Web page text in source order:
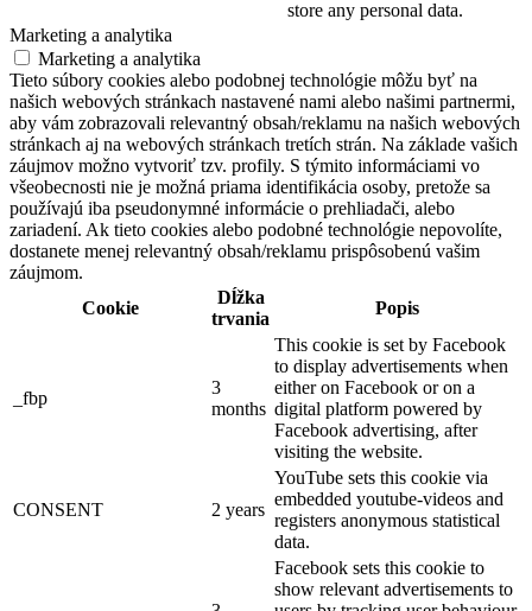
store any personal data.
Marketing a analytika
Marketing a analytika
Tieto súbory cookies alebo podobnej technológie môžu byť na
našich webových stránkach nastavené nami alebo našimi partnermi,
aby vám zobrazovali relevantný obsah/reklamu na našich webových
stránkach aj na webových stránkach tretích strán. Na základe vašich
záujmov možno vytvoriť tzv. profily. S týmito informáciami vo
všeobecnosti nie je možná priama identifikácia osoby, pretože sa
používajú iba pseudonymné informácie o prehliadači, alebo
zariadení. Ak tieto cookies alebo podobné technológie nepovolíte,
dostanete menej relevantný obsah/reklamu prispôsobenú vašim
záujmom.
Cookie
Dĺžka
trvania
Popis
_fbp
3
months
This cookie is set by Facebook
to display advertisements when
either on Facebook or on a
digital platform powered by
Facebook advertising, after
visiting the website.
CONSENT 2 years
YouTube sets this cookie via
embedded youtube-videos and
registers anonymous statistical
data.
Facebook sets this cookie to
show relevant advertisements to